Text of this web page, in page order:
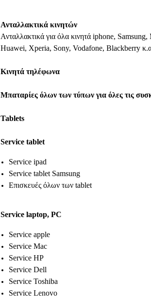
Ανταλλακτικά κινητών
Ανταλλακτικά για όλα κινητά iphone,
Huawei, Xperia, Sony, Vodafone, Blackberry
Κινητά τηλέφωνα
Μπαταρίες όλων των τύπων για όλες τις
Tablets
Service tablet
Service ipad
Service tablet Samsung
Επισκευές όλων των tablet
Service laptop, PC
Service apple
Service Mac
Service HP
Service Dell
Service Toshiba
Service Lenovo